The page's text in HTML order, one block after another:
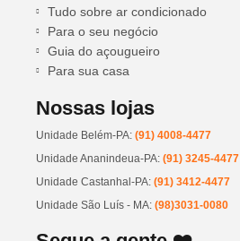
Tudo sobre ar condicionado
Para o seu negócio
Guia do açougueiro
Para sua casa
Nossas lojas
Unidade Belém-PA: (91) 4008-4477
Unidade Ananindeua-PA: (91) 3245-4477
Unidade Castanhal-PA: (91) 3412-4477
Unidade São Luís - MA: (98)3031-0080